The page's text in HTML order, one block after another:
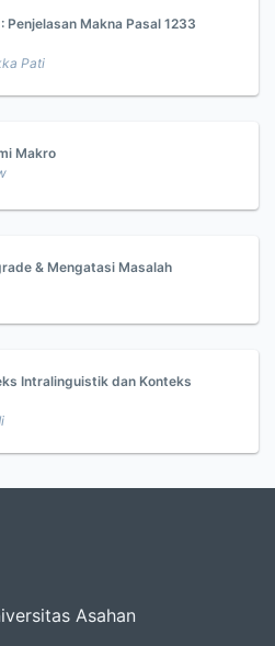
Penjelasan Makna Pasal 1233
Pati
Makro
& Mengatasi Masalah
Intralinguistik dan Konteks
Asahan